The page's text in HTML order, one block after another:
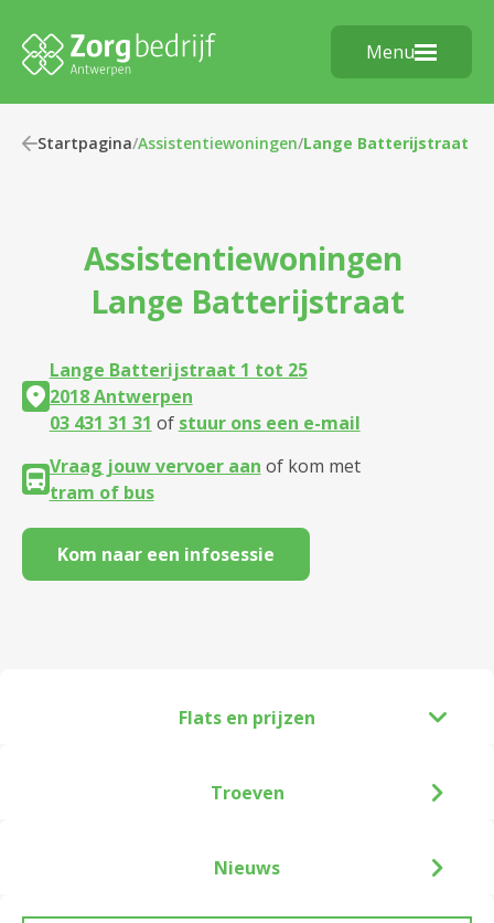
Menu
Startpagina/Assistentiewoningen/Lange Batterijstraat
Assistentiewoningen
Lange Batterijstraat
Lange Batterijstraat 1 tot 25
2018 Antwerpen
03 431 31 31 of stuur ons een e-mail
Vraag jouw vervoer aan of kom met
tram of bus
Kom naar een infosessie
Flats en prijzen
Troeven
Nieuws